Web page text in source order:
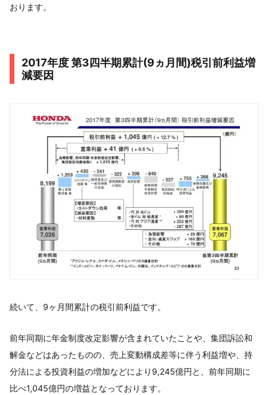
おります。
2017年度 第3四半期累計(9ヵ月間)税引前利益増
減要因
続いて、9ヶ月間累計の税引前利益です。
前年同期に年金制度改定影響が含まれていたことや、集団訴訟和
解金などはあったものの、売上変動構成差等に伴う利益増や、持
分法による投資利益の増加などにより9,245億円と、前年同期に
比べ1,045億円の増益となっております。